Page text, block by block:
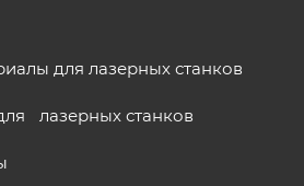
для лазерных станков
лазерных станков